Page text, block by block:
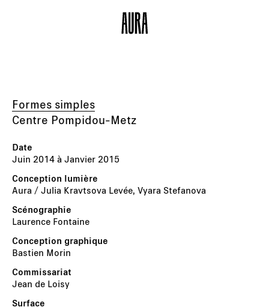
Formes simples
Centre Pompidou-Metz
Juin 2014 à Janvier 2015
Aura / Julia Kravtsova Levée, Vyara Stefanova
Laurence Fontaine
Bastien Morin
Jean de Loisy